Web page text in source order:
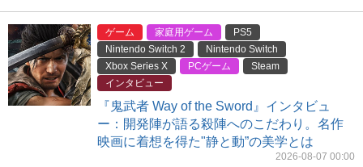
ゲーム 家庭用ゲーム
PS5
Nintendo Switch 2
Nintendo Switch
Xbox Series X
PCゲーム
Steam
インタビュー
『鬼武者 Way of the Sword』インタビュ
ー：開発陣が語る殺陣へのこだわり。名作
映画に着想を得た"静と動”の美学とは
2026-08-07 00:00